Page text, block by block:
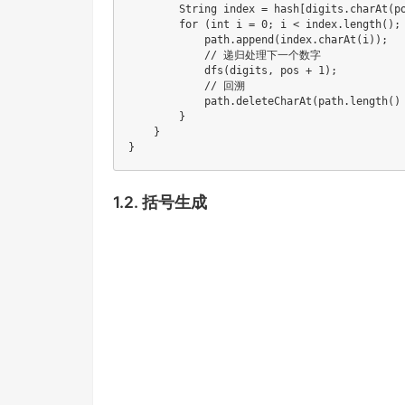
String index =
for (int i = 0; i < index.length();
            path.append(index.charAt(i));
            // 递归处理下一个数字
            dfs(digits, pos + 1);
            // 回溯
path.deleteCharAt(path.length()
        }
    }
}
1.2. 括号生成